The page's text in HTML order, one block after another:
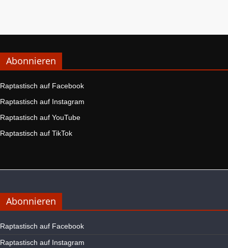
Abonnieren
Raptastisch auf Facebook
Raptastisch auf Instagram
Raptastisch auf YouTube
Raptastisch auf TikTok
Abonnieren
Raptastisch auf Facebook
Raptastisch auf Instagram